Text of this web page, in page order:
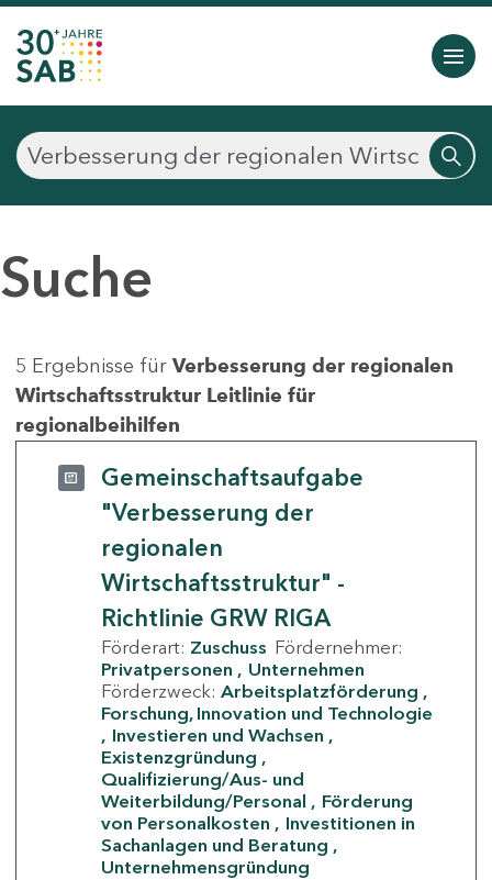
Suche
5 Ergebnisse für Verbesserung der regionalen
Wirtschaftsstruktur Leitlinie für
regionalbeihilfen
Gemeinschaftsaufgabe
"Verbesserung der
regionalen
Wirtschaftsstruktur" -
Richtlinie GRW RIGA
Förderart: Zuschuss Fördernehmer:
Privatpersonen
Unternehmen
Förderzweck: Arbeitsplatzförderung
Forschung, Innovation und Technologie
Investieren und Wachsen
Existenzgründung
Qualifizierung/Aus- und
Weiterbildung/Personal
Förderung
von Personalkosten
Investitionen in
Sachanlagen und Beratung
Unternehmensgründung